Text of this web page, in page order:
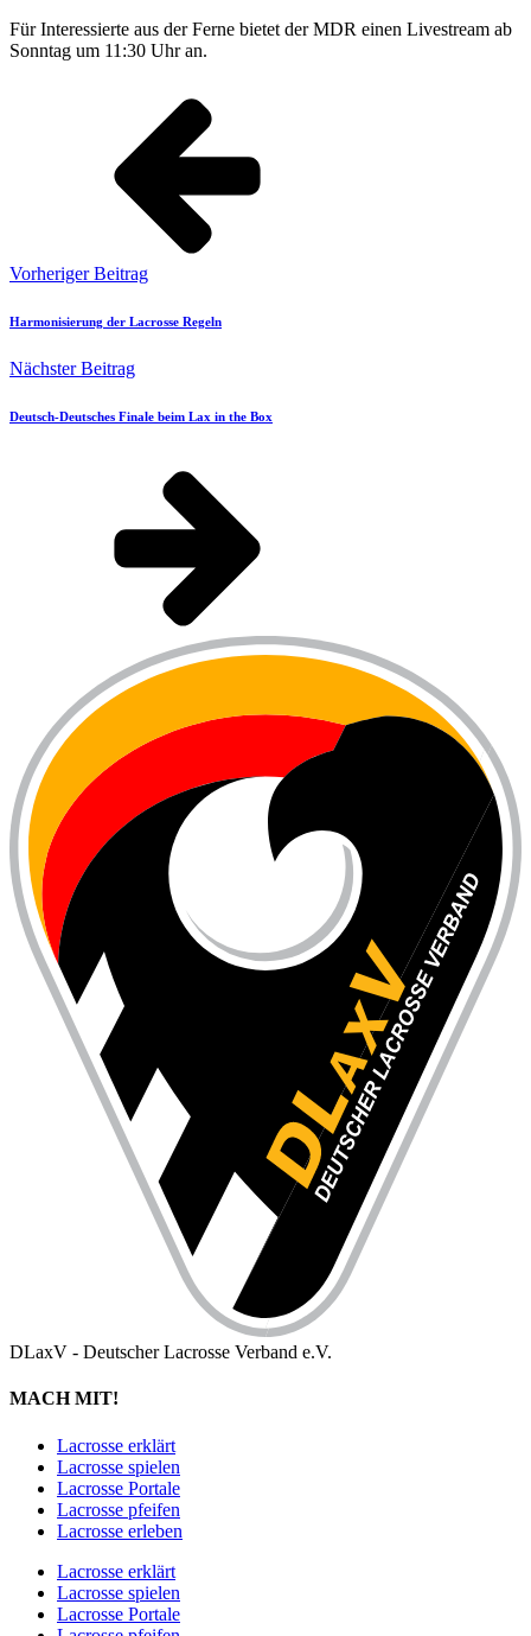
Für Interessierte aus der Ferne bietet der MDR einen Livestream ab
Sonntag um 11:30 Uhr an.
Vorheriger Beitrag
Harmonisierung der Lacrosse Regeln
Nächster Beitrag
Deutsch-Deutsches Finale beim Lax in the Box
DLaxV - Deutscher Lacrosse Verband e.V.
MACH MIT!
Lacrosse erklärt
Lacrosse spielen
Lacrosse Portale
Lacrosse pfeifen
Lacrosse erleben
Lacrosse erklärt
Lacrosse spielen
Lacrosse Portale